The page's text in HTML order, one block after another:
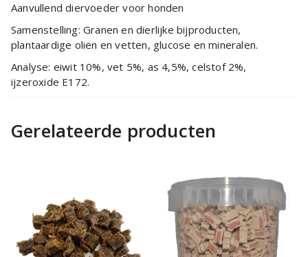
Aanvullend diervoeder voor honden
Samenstelling: Granen en dierlijke bijproducten,
plantaardige oliën en vetten, glucose en mineralen.
Analyse: eiwit 10%, vet 5%, as 4,5%, celstof 2%,
ijzeroxide E172.
Gerelateerde producten